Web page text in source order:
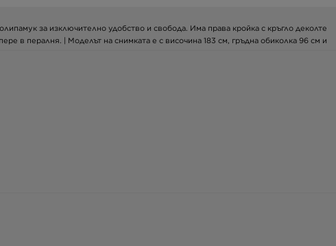
за изключително удобство и свобода. Има права кройка с кръгло деколте
в пералня. | Моделът на снимката е с височина 183 см, гръдна обиколка 96 см и